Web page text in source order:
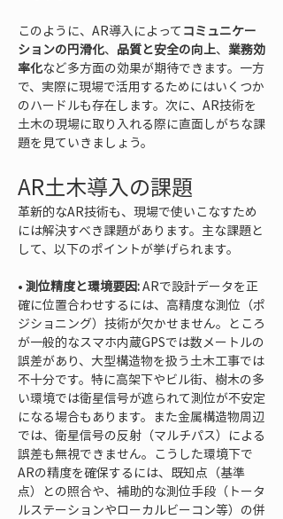
このように、AR導入によって コミュニケー
ションの円滑化、 品質と安全の向上、 業務効
率化など多方面の効果が期待できます。一方
で、実際に現場で活用するためにはいくつか
のハードルも存在します。次に、AR技術を
土木の現場に取り入れる際に直面しがちな課
題を見ていきましょう。
AR土木導入の課題
革新的なAR技術も、現場で使いこなすため
には解決すべき課題があります。主な課題と
して、以下のポイントが挙げられます。
• 測位精度と環境要因: ARで設計データを正
確に位置合わせするには、高精度な測位（ポ
ジショニング）技術が欠かせません。ところ
が一般的なスマホ内蔵GPSでは数メートルの
誤差があり、大型構造物を扱う土木工事では
不十分です。特に高架下やビル街、樹木の多
い環境では衛星信号が遮られて測位が不安定
になる場合もあります。また金属構造物周辺
では、衛星信号の反射（マルチパス）による
誤差も無視できません。こうした環境下で
ARの精度を確保するには、既知点（基準
点）との照合や、補助的な測位手段（トータ
ルステーションやローカルビーコン等）の併